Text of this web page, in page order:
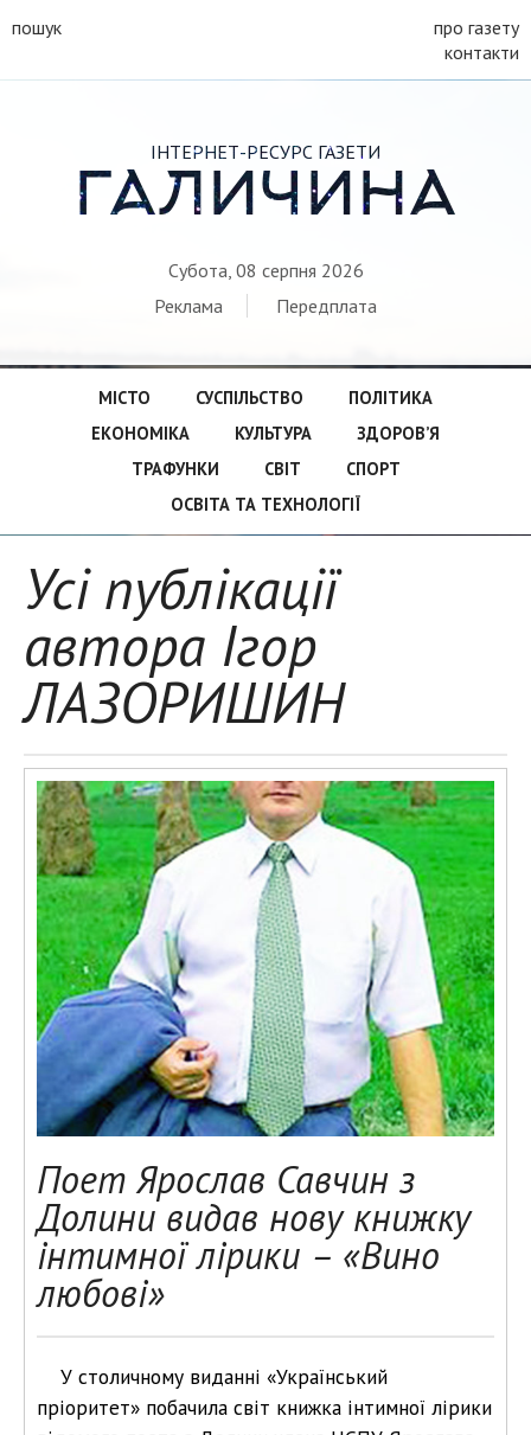
пошук
про газету
контакти
ІНТЕРНЕТ-РЕСУРС ГАЗЕТИ
ГАЛИЧИНА
Субота, 08 серпня 2026
Реклама
Передплата
МІСТО СУСПІЛЬСТВО
ПОЛІТИКА
ЕКОНОМІКА
КУЛЬТУРА
ЗДОРОВ’Я
ТРАФУНКИ
СВІТ
СПОРТ
ОСВІТА ТА ТЕХНОЛОГІЇ
Усі публікації
автора Ігор
ЛАЗОРИШИН
Поет Ярослав Савчин з
Долини видав нову книжку
інтимної лірики – «Вино
любові»
У столичному виданні «Український
пріоритет» побачила світ книжка інтимної лірики